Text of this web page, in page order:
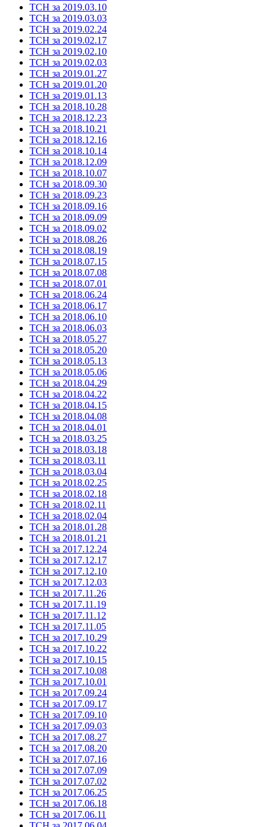
ТСН за 2019.03.10
ТСН за 2019.03.03
ТСН за 2019.02.24
ТСН за 2019.02.17
ТСН за 2019.02.10
ТСН за 2019.02.03
ТСН за 2019.01.27
ТСН за 2019.01.20
ТСН за 2019.01.13
ТСН за 2018.10.28
ТСН за 2018.12.23
ТСН за 2018.10.21
ТСН за 2018.12.16
ТСН за 2018.10.14
ТСН за 2018.12.09
ТСН за 2018.10.07
ТСН за 2018.09.30
ТСН за 2018.09.23
ТСН за 2018.09.16
ТСН за 2018.09.09
ТСН за 2018.09.02
ТСН за 2018.08.26
ТСН за 2018.08.19
ТСН за 2018.07.15
ТСН за 2018.07.08
ТСН за 2018.07.01
ТСН за 2018.06.24
ТСН за 2018.06.17
ТСН за 2018.06.10
ТСН за 2018.06.03
ТСН за 2018.05.27
ТСН за 2018.05.20
ТСН за 2018.05.13
ТСН за 2018.05.06
ТСН за 2018.04.29
ТСН за 2018.04.22
ТСН за 2018.04.15
ТСН за 2018.04.08
ТСН за 2018.04.01
ТСН за 2018.03.25
ТСН за 2018.03.18
ТСН за 2018.03.11
ТСН за 2018.03.04
ТСН за 2018.02.25
ТСН за 2018.02.18
ТСН за 2018.02.11
ТСН за 2018.02.04
ТСН за 2018.01.28
ТСН за 2018.01.21
ТСН за 2017.12.24
ТСН за 2017.12.17
ТСН за 2017.12.10
ТСН за 2017.12.03
ТСН за 2017.11.26
ТСН за 2017.11.19
ТСН за 2017.11.12
ТСН за 2017.11.05
ТСН за 2017.10.29
ТСН за 2017.10.22
ТСН за 2017.10.15
ТСН за 2017.10.08
ТСН за 2017.10.01
ТСН за 2017.09.24
ТСН за 2017.09.17
ТСН за 2017.09.10
ТСН за 2017.09.03
ТСН за 2017.08.27
ТСН за 2017.08.20
ТСН за 2017.07.16
ТСН за 2017.07.09
ТСН за 2017.07.02
ТСН за 2017.06.25
ТСН за 2017.06.18
ТСН за 2017.06.11